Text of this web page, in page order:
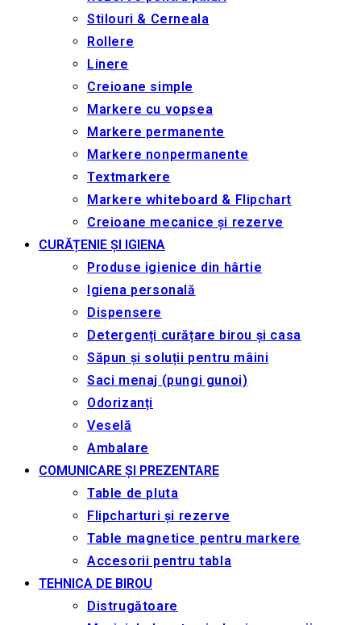
Stilouri & Сerneala
Rollere
Linere
Creioane simple
Markere cu vopsea
Markere permanente
Markere nonpermanente
Textmarkere
Markere whiteboard & Flipchart
Creioane mecanice și rezerve
CURĂȚENIE ȘI IGIENA
Produse igienice din hârtie
Igiena personală
Dispensere
Detergenți curățare birou și casa
Săpun și soluții pentru mâini
Saci menaj (pungi gunoi)
Odorizanți
Veselă
Ambalare
COMUNICARE ȘI PREZENTARE
Table de pluta
Flipcharturi și rezerve
Table magnetice pentru markere
Accesorii pentru tabla
TEHNICA DE BIROU
Distrugătoare